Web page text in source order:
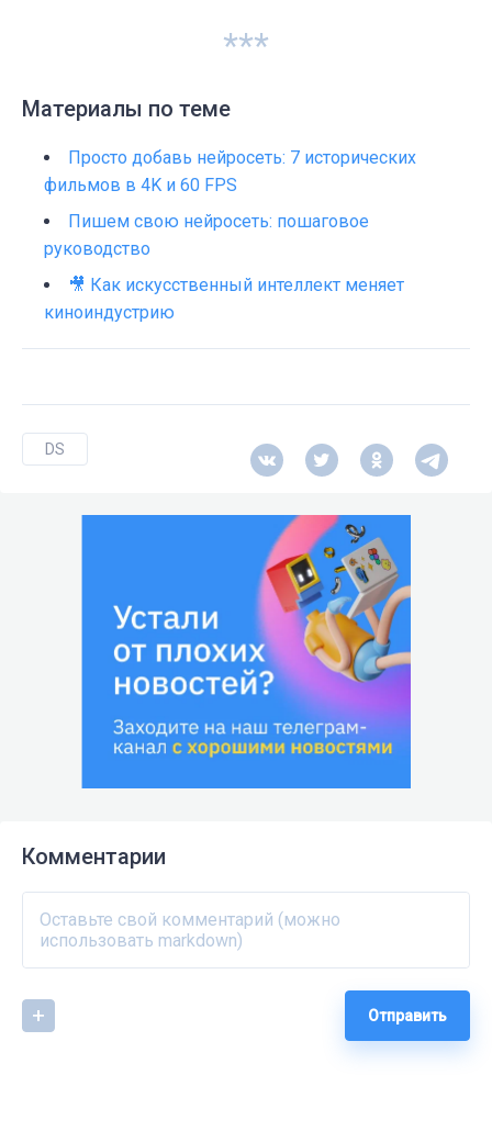
***
Материалы по теме
Просто добавь нейросеть: 7 исторических
фильмов в 4K и 60 FPS
Пишем свою нейросеть: пошаговое
руководство
🎥 Как искусственный интеллект меняет
киноиндустрию
DS
Комментарии
Отправить